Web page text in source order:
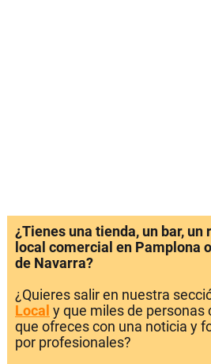
¿Tienes una tienda, un bar, un
local comercial en Pamplona
de Navarra?
¿Quieres salir en nuestra
Local y que miles de personas
que ofreces con una noticia y
por profesionales?